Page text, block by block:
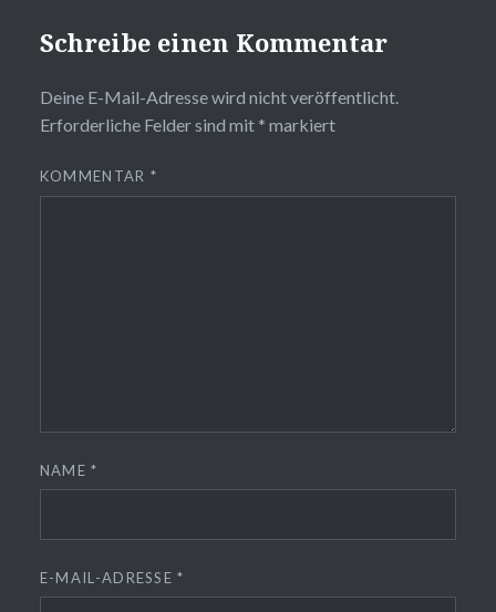
Schreibe einen Kommentar
Deine E-Mail-Adresse wird nicht veröffentlicht.
Erforderliche Felder sind mit * markiert
KOMMENTAR *
NAME*
E-MAIL-ADRESSE*